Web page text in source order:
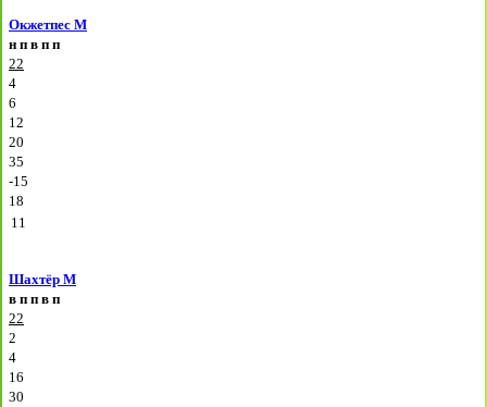
Окжетпес М
н п в п п
22
4
6
12
20
35
-15
18
11
Шахтёр М
в п п в п
22
2
4
16
30